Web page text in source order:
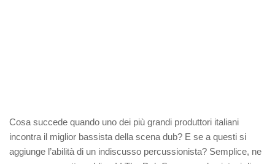
Cosa succede quando uno dei più grandi produttori italiani
incontra il miglior bassista della scena dub? E se a questi si
aggiunge l’abilità di un indiscusso percussionista? Semplice, ne